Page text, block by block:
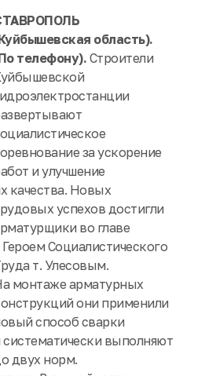
область).
телефону). Строители
за ускорение
и улучшение
качества. Новых
успехов достигли
во главе
Героем Социалистического
т. Улесовым.
монтаже арматурных
они применили
способ сварки
систематически выполняют
двух норм.